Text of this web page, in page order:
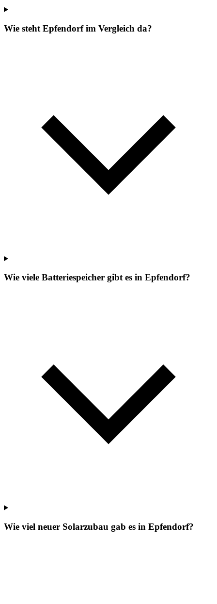
Wie steht Epfendorf im Vergleich da?
Wie viele Batteriespeicher gibt es in Epfendorf?
Wie viel neuer Solarzubau gab es in Epfendorf?